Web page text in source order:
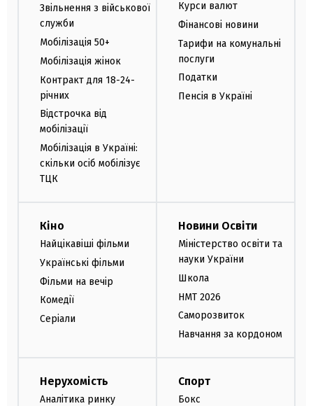
Звільнення з військової
служби
Мобілізація 50+
Мобілізація жінок
Контракт для 18-24-
річних
Відстрочка від
мобілізації
Мобілізація в Україні:
скільки осіб мобілізує
ТЦК
Курси валют
Фінансові новини
Тарифи на комунальні
послуги
Податки
Пенсія в Україні
Кіно
Найцікавіші фільми
Українські фільми
Фільми на вечір
Комедії
Серіали
Новини Освіти
Міністерство освіти та
науки України
Школа
НМТ 2026
Саморозвиток
Навчання за кордоном
Нерухомість
Аналітика ринку
Спорт
Бокс